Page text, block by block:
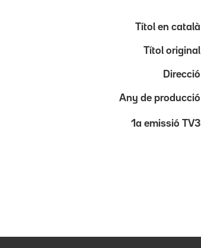
Títol en català
Títol original
Direcció
Any de producció
1a emissió TV3